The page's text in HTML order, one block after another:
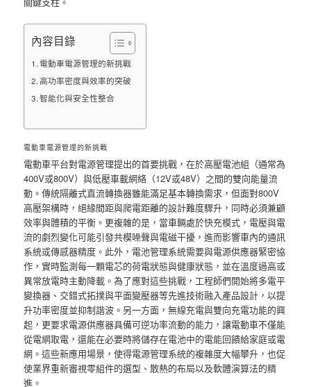
內容目錄
電動車電源管理的新挑戰
高功率密度與效率的突破
智能化與安全性整合
電動車電源管理的新挑戰
電動車平台對電源管理提出的首要挑戰，在於高壓電池組（通常為
400V或800V）與低壓車載網絡（12V或48V）之間的雙向能量流
動。傳統隔離式直流轉換器雖能滿足基本轉換需求，但面對800V
高壓架構時，絕緣間距與爬電距離的設計難度驟升，同時必須兼顧
效率與體積的平衡。更複雜的是，當車輛處於快充模式，電壓與電
流的劇烈變化可能引發共模噪聲與電磁干擾，進而影響車內的通訊
系統或傳感器精度。此外，電池管理系統需要與電源供應器緊密協
作，實時監測每一顆電芯的荷電狀態與健康狀態，並在溫度過高或
異常放電時主動降載。為了應對這些挑戰，工程師們開始將多電平
變換器、交錯式拓撲與平面變壓器等先進技術融入產品設計，以提
升功率密度並抑制諧波。另一方面，無線充電與雙向充電功能的興
起，更要求電源供應器具備可逆功率流動的能力，讓電動車不僅能
從電網取電，還能在必要時將儲存在電池中的電能回饋給家庭或電
網。這些新應用場景，使得電源管理系統的複雜度大幅攀升，也促
使業界重新審視零組件的選型、散熱的布局以及軟體演算法的精
進。